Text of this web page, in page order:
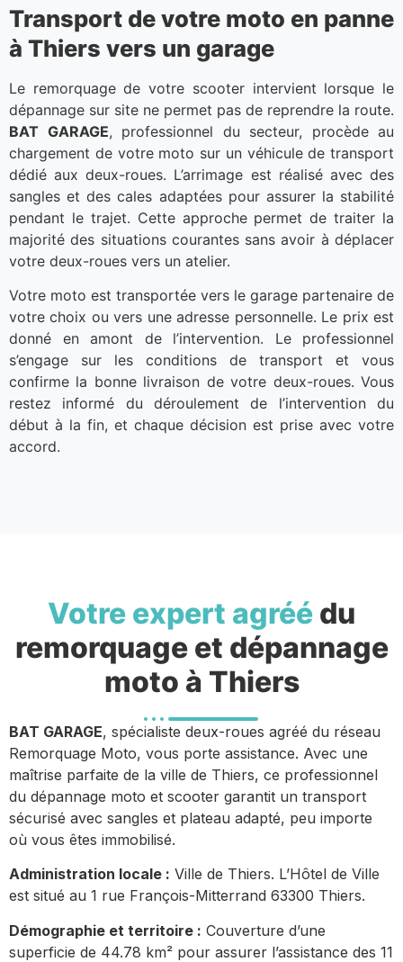
Transport de votre moto en panne
à Thiers vers un garage
Le remorquage de votre scooter intervient lorsque le
dépannage sur site ne permet pas de reprendre la route.
BAT GARAGE, professionnel du secteur, procède au
chargement de votre moto sur un véhicule de transport
dédié aux deux-roues. L’arrimage est réalisé avec des
sangles et des cales adaptées pour assurer la stabilité
pendant le trajet. Cette approche permet de traiter la
majorité des situations courantes sans avoir à déplacer
votre deux-roues vers un atelier.
Votre moto est transportée vers le garage partenaire de
votre choix ou vers une adresse personnelle. Le prix est
donné en amont de l’intervention. Le professionnel
s’engage sur les conditions de transport et vous
confirme la bonne livraison de votre deux-roues. Vous
restez informé du déroulement de l’intervention du
début à la fin, et chaque décision est prise avec votre
accord.
Votre expert agréé du
remorquage et dépannage
moto à Thiers
BAT GARAGE, spécialiste deux-roues agréé du réseau
Remorquage Moto, vous porte assistance. Avec une
maîtrise parfaite de la ville de Thiers, ce professionnel
du dépannage moto et scooter garantit un transport
sécurisé avec sangles et plateau adapté, peu importe
où vous êtes immobilisé.
Administration locale : Ville de Thiers. L’Hôtel de Ville
est situé au 1 rue François-Mitterrand 63300 Thiers.
Démographie et territoire : Couverture d’une
superficie de 44.78 km² pour assurer l’assistance des 11